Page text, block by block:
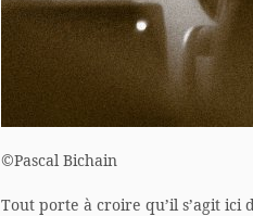
©Pascal Bichain
Tout porte à croire qu’il s’agit ici